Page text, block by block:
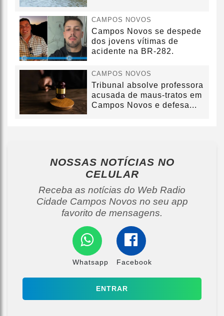
CAMPOS NOVOS
Campos Novos se despede
dos jovens vítimas de
acidente na BR-282.
CAMPOS NOVOS
Tribunal absolve professora
acusada de maus-tratos em
Campos Novos e defesa...
NOSSAS NOTÍCIAS NO
CELULAR
Receba as notícias do Web Radio
Cidade Campos Novos no seu app
favorito de mensagens.
Whatsapp Facebook
ENTRAR